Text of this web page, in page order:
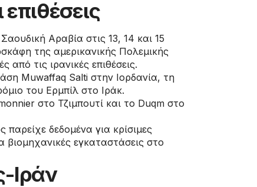
Αραβία στις 13, 14 και 15
της αμερικανικής Πολεμικής
τις ιρανικές επιθέσεις.
Muwaffaq Salti στην Ιορδανία, τη
του Ερμπίλ στο Ιράκ.
στο Τζιμπουτί και το Duqm στο
δεδομένα για κρίσιμες
εγκαταστάσεις στο
Ιράν